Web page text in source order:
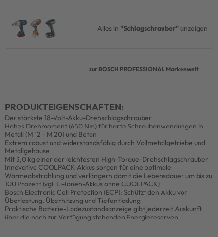
Alles in "Schlagschrauber"anzeigen
zur BOSCH PROFESSIONAL Markenwelt
PRODUKTEIGENSCHAFTEN:
Der stärkste 18-Volt-Akku-Drehschlagschrauber
Hohes Drehmoment (650 Nm) für harte Schraubanwendungen in
Metall (M 12 - M 20) und Beton
Extrem robust und widerstandsfähig durch Vollmetallgetriebe und
Metallgehäuse
Mit 3,0 kg einer der leichtesten High-Torque-Drehschlagschrauber
Innovative COOLPACK-Akkus sorgen für eine optimale
Wärmeabstrahlung und verlängern damit die Lebensdauer um bis zu
100 Prozent (vgl. Li-Ionen-Akkus ohne COOLPACK)
Bosch Electronic Cell Protection (ECP): Schützt den Akku vor
Überlastung, Überhitzung und Tiefentladung
Praktische Batterie-Ladezustandsanzeige gibt jederzeit Auskunft
über die noch zur Verfügung stehenden Energiereserven